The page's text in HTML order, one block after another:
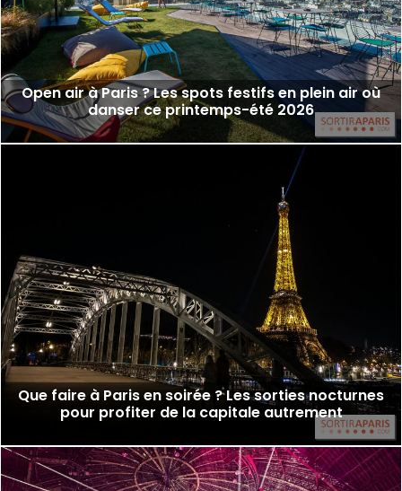
Open air à Paris ? Les spots festifs en plein air où
danser ce printemps-été 2026
Que faire à Paris en soirée ? Les sorties nocturnes
pour profiter de la capitale autrement